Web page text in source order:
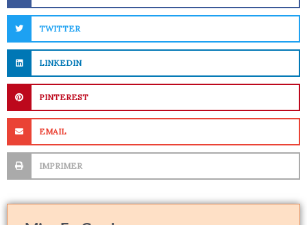
TWITTER
LINKEDIN
PINTEREST
EMAIL
IMPRIMER